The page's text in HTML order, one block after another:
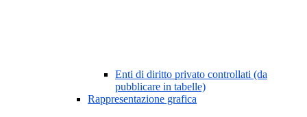
Enti di diritto privato controllati (da
pubblicare in tabelle)
Rappresentazione grafica